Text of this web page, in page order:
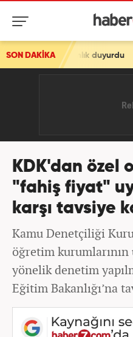
SON DAKİKA
duyurdu
KDK'dan özel
"fahiş fiyat"
karşı tavsiye
Kamu Denetçiliği
öğretim kurumlarının
yönelik denetim
Eğitim Bakanlığı’na